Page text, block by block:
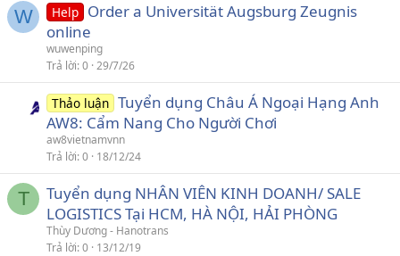
W Help Order a Universität Augsburg Zeugnis
online
wuwenping
Trả lời 0 29/7/26
Thảo luận Tuyển dụng Châu Á Ngoại Hạng Anh
AW8: Cẩm Nang Cho Người Chơi
aw8vietnamvnn
Trả lời 0 18/12/24
T
Tuyển dụng NHÂN VIÊN KINH DOANH/ SALE
LOGISTICS Tại HCM, HÀ NỘI, HẢI PHÒNG
Thùy Dương - Hanotrans
Trả lời 0 13/12/19